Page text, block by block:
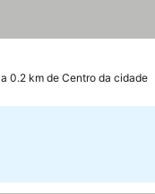
a 0.2 km de Centro da cidade